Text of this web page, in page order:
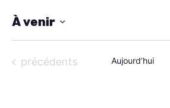
À venir
S
é Évènements
précédents Aujourd’hui